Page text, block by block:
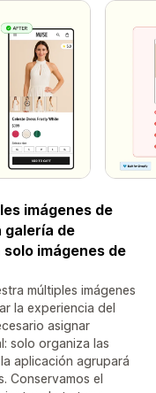
imágenes de
galería de
imágenes de
múltiples imágenes
la experiencia del
asignar
solo organiza las
aplicación agrupará
Conservamos el